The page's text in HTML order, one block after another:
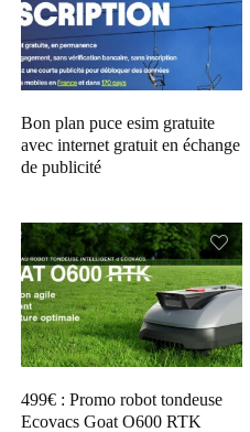
Bon plan puce esim gratuite
avec internet gratuit en échange
de publicité
499€ : Promo robot tondeuse
Ecovacs Goat O600 RTK